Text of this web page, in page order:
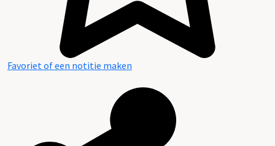
Favoriet of een notitie maken